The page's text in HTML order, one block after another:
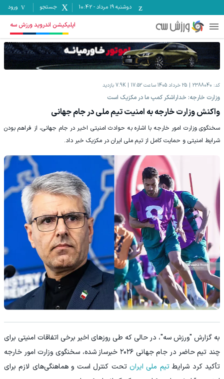
دوشنبه ۱۹ مرداد -
10:42 جستجو ورود
اپلیکیشن اندروید ورزش سه
کد: 2388040 25 خرداد 1405 ساعت 17:52 7.9K بازدید
وزارت خارجه: خداراشکر کمپ ما در مکزیک است
واکنش وزارت خارجه به امنیت تیم ملی در جام جهانی
سخنگوی وزارت امور خارجه با اشاره به حوادث امنیتی اخیر در جام جهانی، از فراهم بودن
شرایط امنیتی و حمایت کامل از تیم ملی ایران در مکزیک خبر داد.
به گزارش "ورزش سه"، در حالی که طی روزهای اخیر برخی اتفاقات امنیتی برای
چند تیم حاضر در جام جهانی ۲۰۲۶ خبرساز شده، سخنگوی وزارت امور خارجه
تأکید کرد شرایطتیم ملی ایران تحت کنترل است و هماهنگی‌های لازم برای